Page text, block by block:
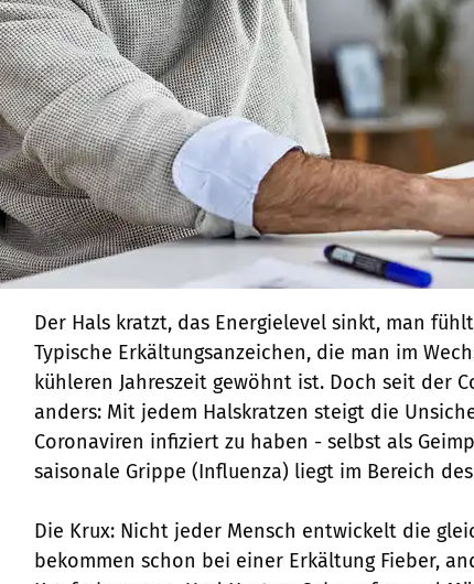
Der Hals kratzt, das Energielevel sinkt, man
Typische Erkältungsanzeichen, die man im
kühleren Jahreszeit gewöhnt ist. Doch seit der
anders: Mit jedem Halskratzen steigt die
Coronaviren infiziert zu haben - selbst als
saisonale Grippe (Influenza) liegt im Bereich
Die Krux: Nicht jeder Mensch entwickelt die
bekommen schon bei einer Erkältung Fieber,